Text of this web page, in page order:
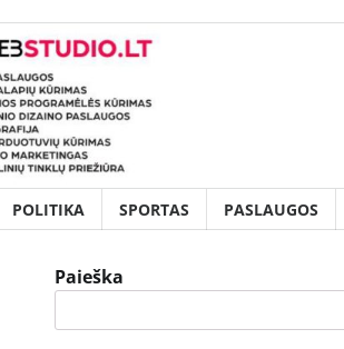
POLITIKA SPORTAS PASLAUGOS
Paieška